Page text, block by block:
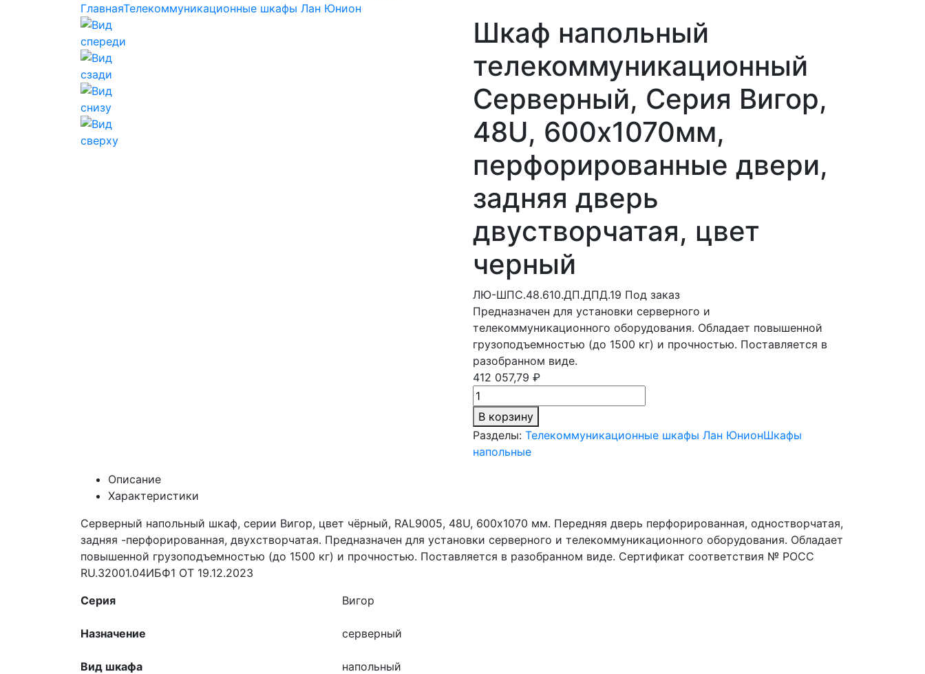
ГлавнаяТелекоммуникационные шкафы Лан Юнион
Шкаф напольный
телекоммуникационный
Серверный, Серия Вигор,
48U, 600х1070мм,
перфорированные двери,
задняя дверь
двустворчатая, цвет
черный
ЛЮ-ШПС.48.610.ДП.ДПД.19 Под заказ
Предназначен для установки серверного и
телекоммуникационного оборудования. Обладает повышенной
грузоподъемностью (до 1500 кг) и прочностью. Поставляется в
разобранном виде.
412 057,79 ₽
В корзину
Разделы: Телекоммуникационные шкафы Лан ЮнионШкафы
напольные
Описание
Характеристики
Серверный напольный шкаф, серии Вигор, цвет чёрный, RAL9005, 48U, 600х1070 мм. Передняя дверь перфорированная, одностворчатая,
задняя -перфорированная, двухстворчатая. Предназначен для установки серверного и телекоммуникационного оборудования. Обладает
повышенной грузоподъемностью (до 1500 кг) и прочностью. Поставляется в разобранном виде. Сертификат соответствия № РОСС
RU.32001.04ИБФ1 ОТ 19.12.2023
Серия
Вигор
Назначение серверный
Вид шкафа напольный